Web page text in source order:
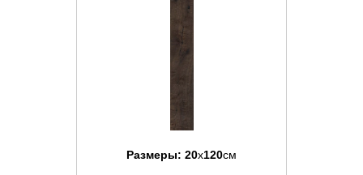
Размеры: 20x120см